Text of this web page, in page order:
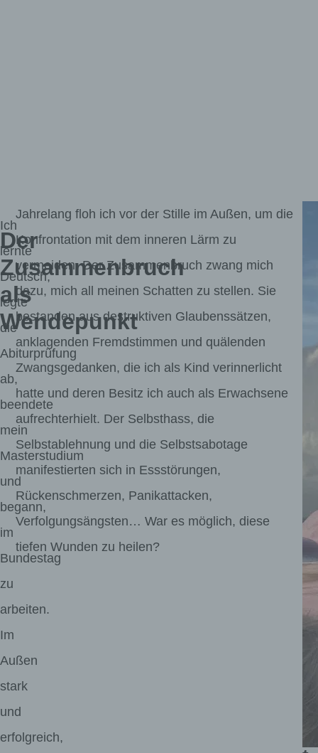
Ich
lernte
Deutsch,
legte
die
Abiturprüfung
ab,
beendete
mein
Masterstudium
und
begann,
im
Bundestag
zu
arbeiten.
Im
Außen
stark
und
erfolgreich,
Der
Zusammenbruch
als
Wendepunkt
Jahrelang floh ich vor der Stille im Außen, um die
Konfrontation mit dem inneren Lärm zu
vermeiden. Der Zusammenbruch zwang mich
dazu, mich all meinen Schatten zu stellen. Sie
bestanden aus destruktiven Glaubenssätzen,
anklagenden Fremdstimmen und quälenden
Zwangsgedanken, die ich als Kind verinnerlicht
hatte und deren Besitz ich auch als Erwachsene
aufrechterhielt. Der Selbsthass, die
Selbstablehnung und die Selbstsabotage
manifestierten sich in Essstörungen,
Rückenschmerzen, Panikattacken,
Verfolgungsängsten… War es möglich, diese
tiefen Wunden zu heilen?
ei
n
g
al
s
e